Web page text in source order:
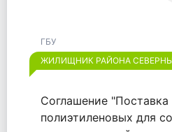
ГБУ
ЖИЛИЩНИК РАЙОНА
Хотим выразить
компании "ООО